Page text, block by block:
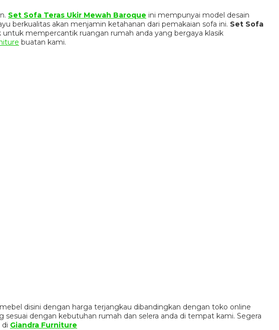
Set Sofa Teras Ukir Mewah Baroque ini mempunyai model desain
berkualitas akan menjamin ketahanan dari pemakaian sofa ini. Set Sofa
mempercantik ruangan rumah anda yang bergaya klasik
buatan kami.
disini dengan harga terjangkau dibandingkan dengan toko online
dengan kebutuhan rumah dan selera anda di tempat kami. Segera
Giandra Furniture